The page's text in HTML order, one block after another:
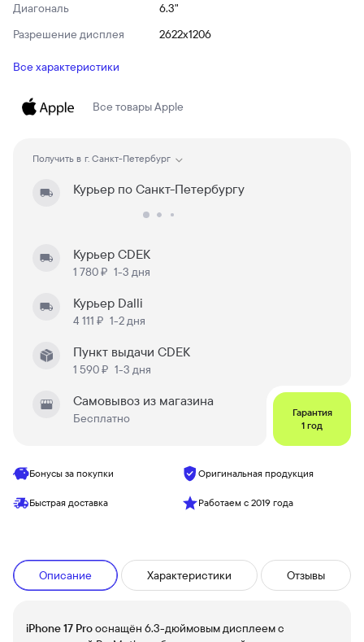
Диагональ
6.3"
Разрешение дисплея
2622x1206
Все характеристики
Все товарыApple
Получить в г. Санкт-Петербург
Курьер по Санкт-Петербургу
Курьер CDEK
1 780 ₽ 1-3 дня
Курьер Dalli
4 111 ₽ 1-2 дня
Пункт выдачи CDEK
1 590 ₽ 1-3 дня
Самовывоз из магазина
Бесплатно
Гарантия
1 год
Бонусы за покупки Оригинальная продукция
Быстрая доставка Работаем с 2019 года
Описание Характеристики Отзывы
iPhone 17 Proоснащён 6.3-дюймовым дисплеем с